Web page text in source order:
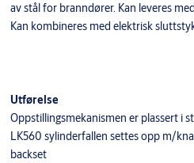
av stål for branndører. Kan leveres
Kan kombineres med elektrisk
Utførelse
Oppstillingsmekanismen er plassert i
LK560 sylinderfallen settes opp m/
backset